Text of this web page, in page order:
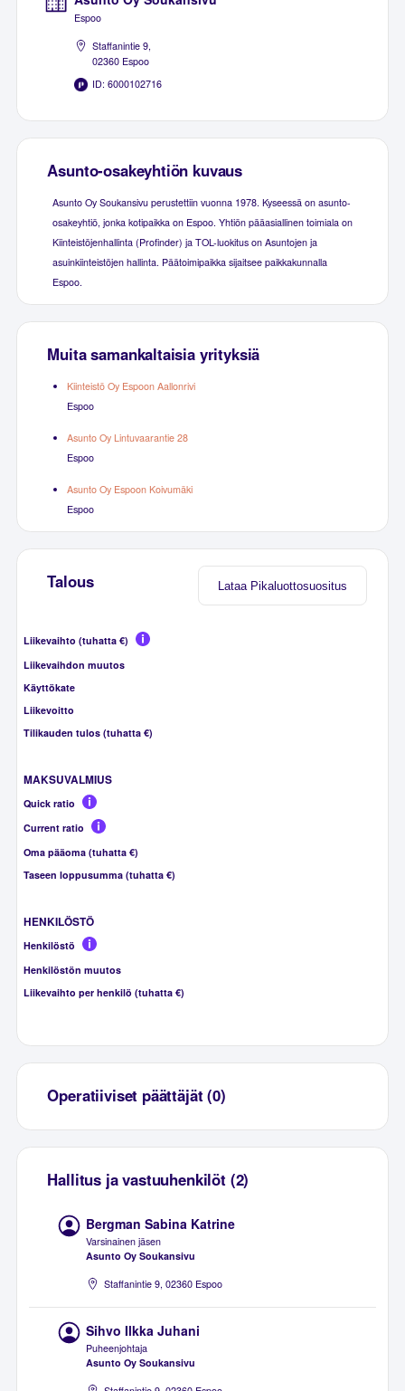
Espoo
Staffanintie 9,
02360 Espoo
ID: 6000102716
Asunto-osakeyhtiön kuvaus
Asunto Oy Soukansivu perustettiin vuonna 1978. Kyseessä on asunto-
osakeyhtiö, jonka kotipaikka on Espoo. Yhtiön pääasiallinen toimiala on
Kiinteistöjenhallinta (Profinder) ja TOL-luokitus on Asuntojen ja
asuinkiinteistöjen hallinta. Päätoimipaikka sijaitsee paikkakunnalla
Espoo.
Muita samankaltaisia yrityksiä
Kiinteistö Oy Espoon Aallonrivi
Espoo
Asunto Oy Lintuvaarantie 28
Espoo
Asunto Oy Espoon Koivumäki
Espoo
Lataa Pikaluottosuositus
Talous
Liikevaihto (tuhatta €)
Liikevaihdon muutos
Käyttökate
Liikevoitto
Tilikauden tulos (tuhatta €)
MAKSUVALMIUS
Quick ratio
Current ratio
Oma pääoma (tuhatta €)
Taseen loppusumma (tuhatta €)
HENKILÖSTÖ
Henkilöstö
Henkilöstön muutos
Liikevaihto per henkilö (tuhatta €)
Operatiiviset päättäjät (0)
Hallitus ja vastuuhenkilöt (2)
Bergman Sabina Katrine
Varsinainen jäsen
Asunto Oy Soukansivu
Staffanintie 9, 02360 Espoo
Sihvo Ilkka Juhani
Puheenjohtaja
Asunto Oy Soukansivu